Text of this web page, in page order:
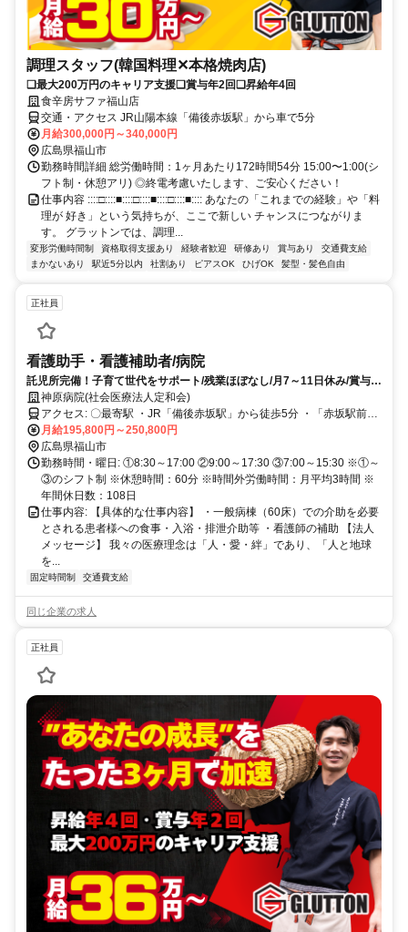
調理スタッフ(韓国料理✕本格焼肉店)
❏最大200万円のキャリア支援❏賞与年2回❏昇給年4回
食辛房サファ福山店
交通・アクセス JR山陽本線「備後赤坂駅」から車で5分
月給300,000円～340,000円
広島県福山市
勤務時間詳細 総労働時間：1ヶ月あたり172時間54分 15:00〜1:00(シ
フト制・休憩アリ) ◎終電考慮いたします、ご安心ください！
仕事内容 ::::□::::■::::□::::■::::□::::■:::: あなたの「これまでの経験」や「料
理が 好き」という気持ちが、ここで新しい チャンスにつながりま
す。 グラットンでは、調理...
変形労働時間制 資格取得支援あり 経験者歓迎 研修あり 賞与あり
交通費支給
まかないあり
駅近5分以内 社割あり ピアスOK ひげOK 髪型・髪色自由
正社員
看護助手・看護補助者/病院
託児所完備！子育て世代をサポート/残業ほぼなし/月7～11日休み/賞与
3.5カ月/駅から徒歩5分
神原病院(社会医療法人定和会)
アクセス: 〇最寄駅 ・JR「備後赤坂駅」から徒歩5分 ・「赤坂駅前バ
ス停」から徒歩4分でアクセス便利です！ ※交通費支給！ ※車通勤
OK！バイク通勤OK！ ※駅近5分以内！
月給195,800円～250,800円
広島県福山市
勤務時間・曜日: ①8:30～17:00 ②9:00～17:30 ③7:00～15:30 ※①～
③のシフト制 ※休憩時間：60分 ※時間外労働時間：月平均3時間 ※
年間休日数：108日
仕事内容: 【具体的な仕事内容】 ・一般病棟（60床）での介助を必要
とされる患者様への食事・入浴・排泄介助等 ・看護師の補助 【法人
メッセージ】 我々の医療理念は「人・愛・絆」であり、「人と地球
を...
固定時間制 交通費支給
同じ企業の求人
正社員